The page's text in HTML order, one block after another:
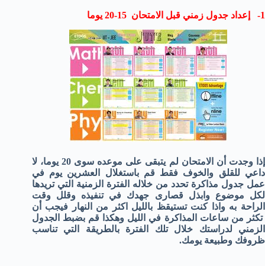
1- إعداد جدول زمني قبل الامتحان 15-20 يوما
إذا وجدت أن الامتحان لم يتبقى على موعده سوى 20 يوما، لا
داعي للقلق والخوف فقط قم باستغلال العشرين يوم في
عمل جدول مذاكرة تحدد من خلاله الفترة الزمنية التي تريدها
لكل موضوع وابذل قصارى جهدك في تنفيذه وقلل وقت
الراحة به واذا كنت تستيقظ بالليل اكثر من النهار فيجب أن
تكثر من ساعات المذاكرة في الليل وهكذا قم بضبط الجدول
الزمني لدراستك خلال تلك الفترة بالطريقة التي تناسب
ظروفك وطبيعة يومك.